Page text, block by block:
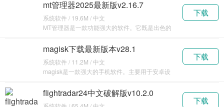
mt管理器2025最新版v2.16.7
系统软件 / 19.6M / 中文
MT管理器是一款功能强大的软件。它既是出色的
理，支持
下载
magisk下载最新版本v28.1
系统软件 / 11.2M / 中文
magisk是一款强大的手机软件。主要用于安卓设
的深
下载
flightradar24中文破解版v10.2.0
下载